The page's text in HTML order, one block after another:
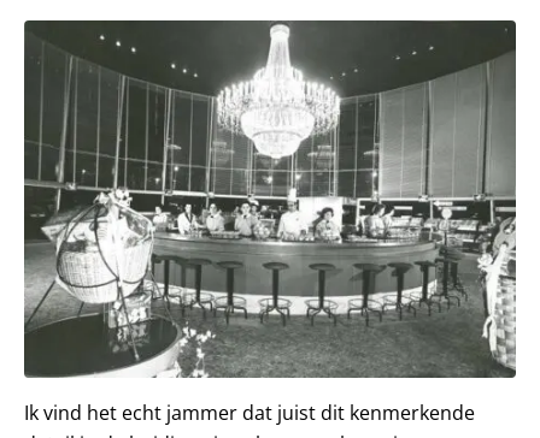
Ik vind het echt jammer dat juist dit kenmerkende